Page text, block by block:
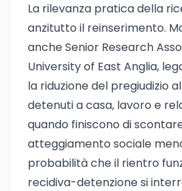
La rilevanza pratica della
anzitutto il reinserimento.
anche Senior Research
University of East Anglia,
la riduzione del pregiudizio
detenuti a casa, lavoro e
quando finiscono di
atteggiamento sociale
probabilità che il rientro
recidiva-detenzione si